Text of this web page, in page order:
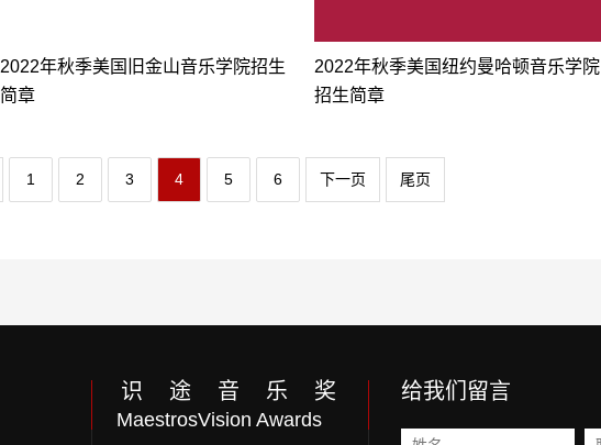
2022年秋季美国旧金山音乐学院招生
简章
2022年秋季美国纽约曼哈顿音乐学院
招生简章
1 2 3 4 5 6 下一页 尾页
识 途 音 乐 奖
MaestrosVision Awards
给我们留言